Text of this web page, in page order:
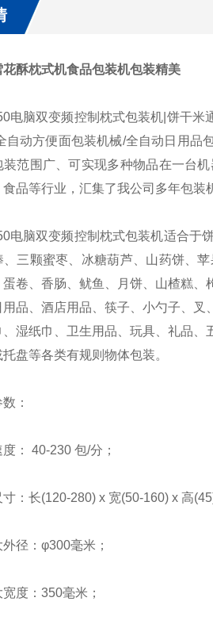
花酥枕式机食品包装机包装精美
脑双变频控制枕式包装机|饼干米
自动方便面包装机械/全自动日用品
装范围广、可实现多种物品在一台
品等行业，汇集了我公司多年包装
脑双变频控制枕式包装机适合于饼
、三颗蜜枣、冰糖葫芦、山药饼、
卷、香肠、鱿鱼、月饼、山楂糕
品、酒店用品、筷子、小勺子、
湿纸巾、卫生用品、玩具、礼品
盘等各类有规则物体包装。
：
40-230 包/分；
长(120-280) x 宽(50-160) x 高(45)
：φ300毫米；
：350毫米；